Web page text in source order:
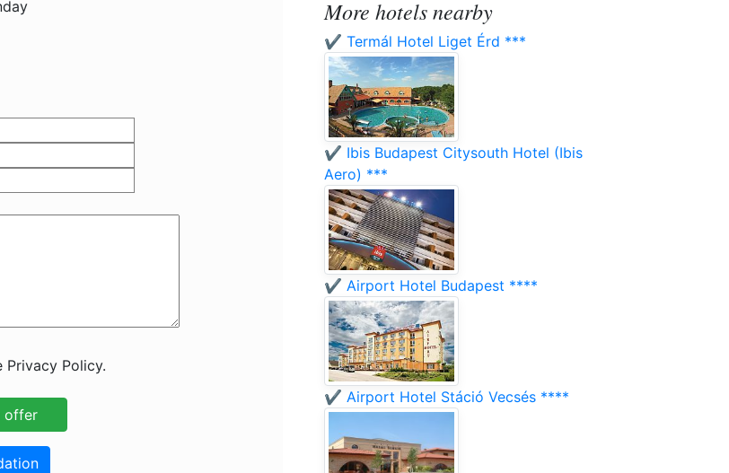
Privacy Policy.
More hotels nearby
✔️ Termál Hotel Liget Érd ***
✔️ Ibis Budapest Citysouth Hotel (Ibis
Aero) ***
✔️ Airport Hotel Budapest ****
✔️ Airport Hotel Stáció Vecsés ****